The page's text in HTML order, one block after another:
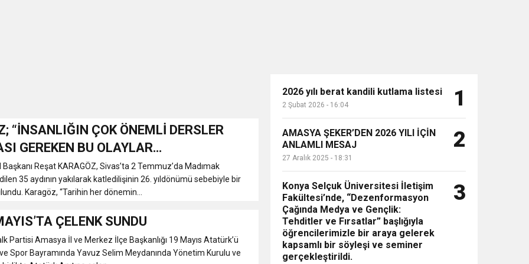
“Amasya’nın Gururları: Dereceye Giren Öğrenciler İçin Anlamlı Tören”
Festivali
listesi
“İNSANLIĞIN ÇOK ÖNEMLİ DERSLER
GEREKEN BU OLAYLAR
Reşat KARAGÖZ, Sivas’ta 2 Temmuz’da Madımak
35 aydının yakılarak katledilişinin 26. yıldönümü sebebiyle bir
Karagöz, “Tarihin her dönemin...
ÇELENK SUNDU
Partisi Amasya İl ve Merkez İlçe Başkanlığı 19 Mayıs Atatürk’ü
Spor Bayramında Yavuz Selim Meydanında Yönetim Kurulu ve
2026 yılı berat kandili kutlama listesi
2 Şubat 2026 - 16:04 1
AMASYA ŞEKER’DEN 2026 YILI İÇİN
ANLAMLI MESAJ
27 Aralık 2025 - 18:31
2
Konya Selçuk Üniversitesi İletişim
Fakültesi’nde, “Dezenformasyon
Çağında Medya ve Gençlik:
Tehditler ve Fırsatlar” başlığıyla
öğrencilerimizle bir araya gelerek
kapsamlı bir söyleşi ve seminer
gerçekleştirildi.
3